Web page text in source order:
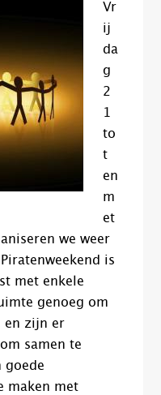
Vr
ij
da
g
2
1
to
t
en
m
et
we weer
is
met enkele
genoeg om
en zijn er
samen te
goede
maken met